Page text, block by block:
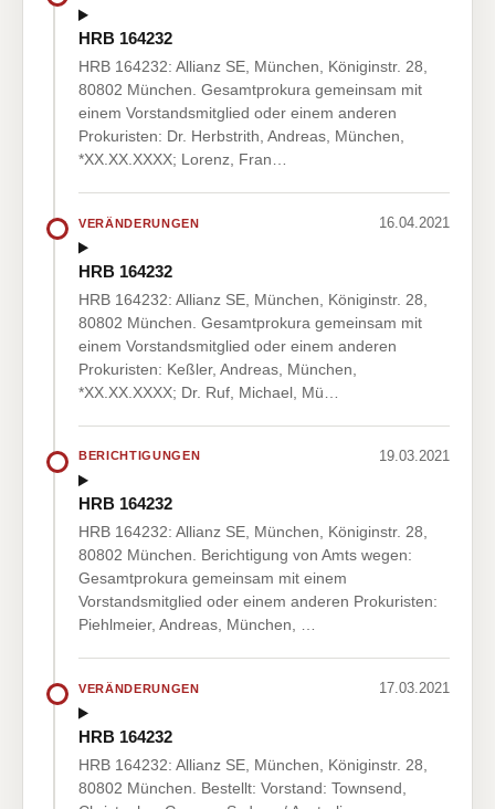
HRB 164232
HRB 164232: Allianz SE, München, Königinstr. 28,
80802 München. Gesamtprokura gemeinsam mit
einem Vorstandsmitglied oder einem anderen
Prokuristen: Dr. Herbstrith, Andreas, München,
*XX.XX.XXXX; Lorenz, Fran…
VERÄNDERUNGEN 16.04.2021
HRB 164232
HRB 164232: Allianz SE, München, Königinstr. 28,
80802 München. Gesamtprokura gemeinsam mit
einem Vorstandsmitglied oder einem anderen
Prokuristen: Keßler, Andreas, München,
*XX.XX.XXXX; Dr. Ruf, Michael, Mü…
BERICHTIGUNGEN 19.03.2021
HRB 164232
HRB 164232: Allianz SE, München, Königinstr. 28,
80802 München. Berichtigung von Amts wegen:
Gesamtprokura gemeinsam mit einem
Vorstandsmitglied oder einem anderen Prokuristen:
Piehlmeier, Andreas, München, …
VERÄNDERUNGEN 17.03.2021
HRB 164232
HRB 164232: Allianz SE, München, Königinstr. 28,
80802 München. Bestellt: Vorstand: Townsend,